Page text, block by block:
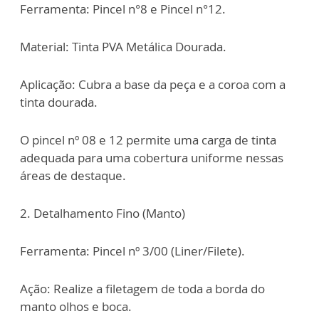
Ferramenta: Pincel n°8 e Pincel n°12.
Material: Tinta PVA Metálica Dourada.
Aplicação: Cubra a base da peça e a coroa com a
tinta dourada.
O pincel nº 08 e 12 permite uma carga de tinta
adequada para uma cobertura uniforme nessas
áreas de destaque.
2. Detalhamento Fino (Manto)
Ferramenta: Pincel nº 3/00 (Liner/Filete).
Ação: Realize a filetagem de toda a borda do
manto olhos e boca.